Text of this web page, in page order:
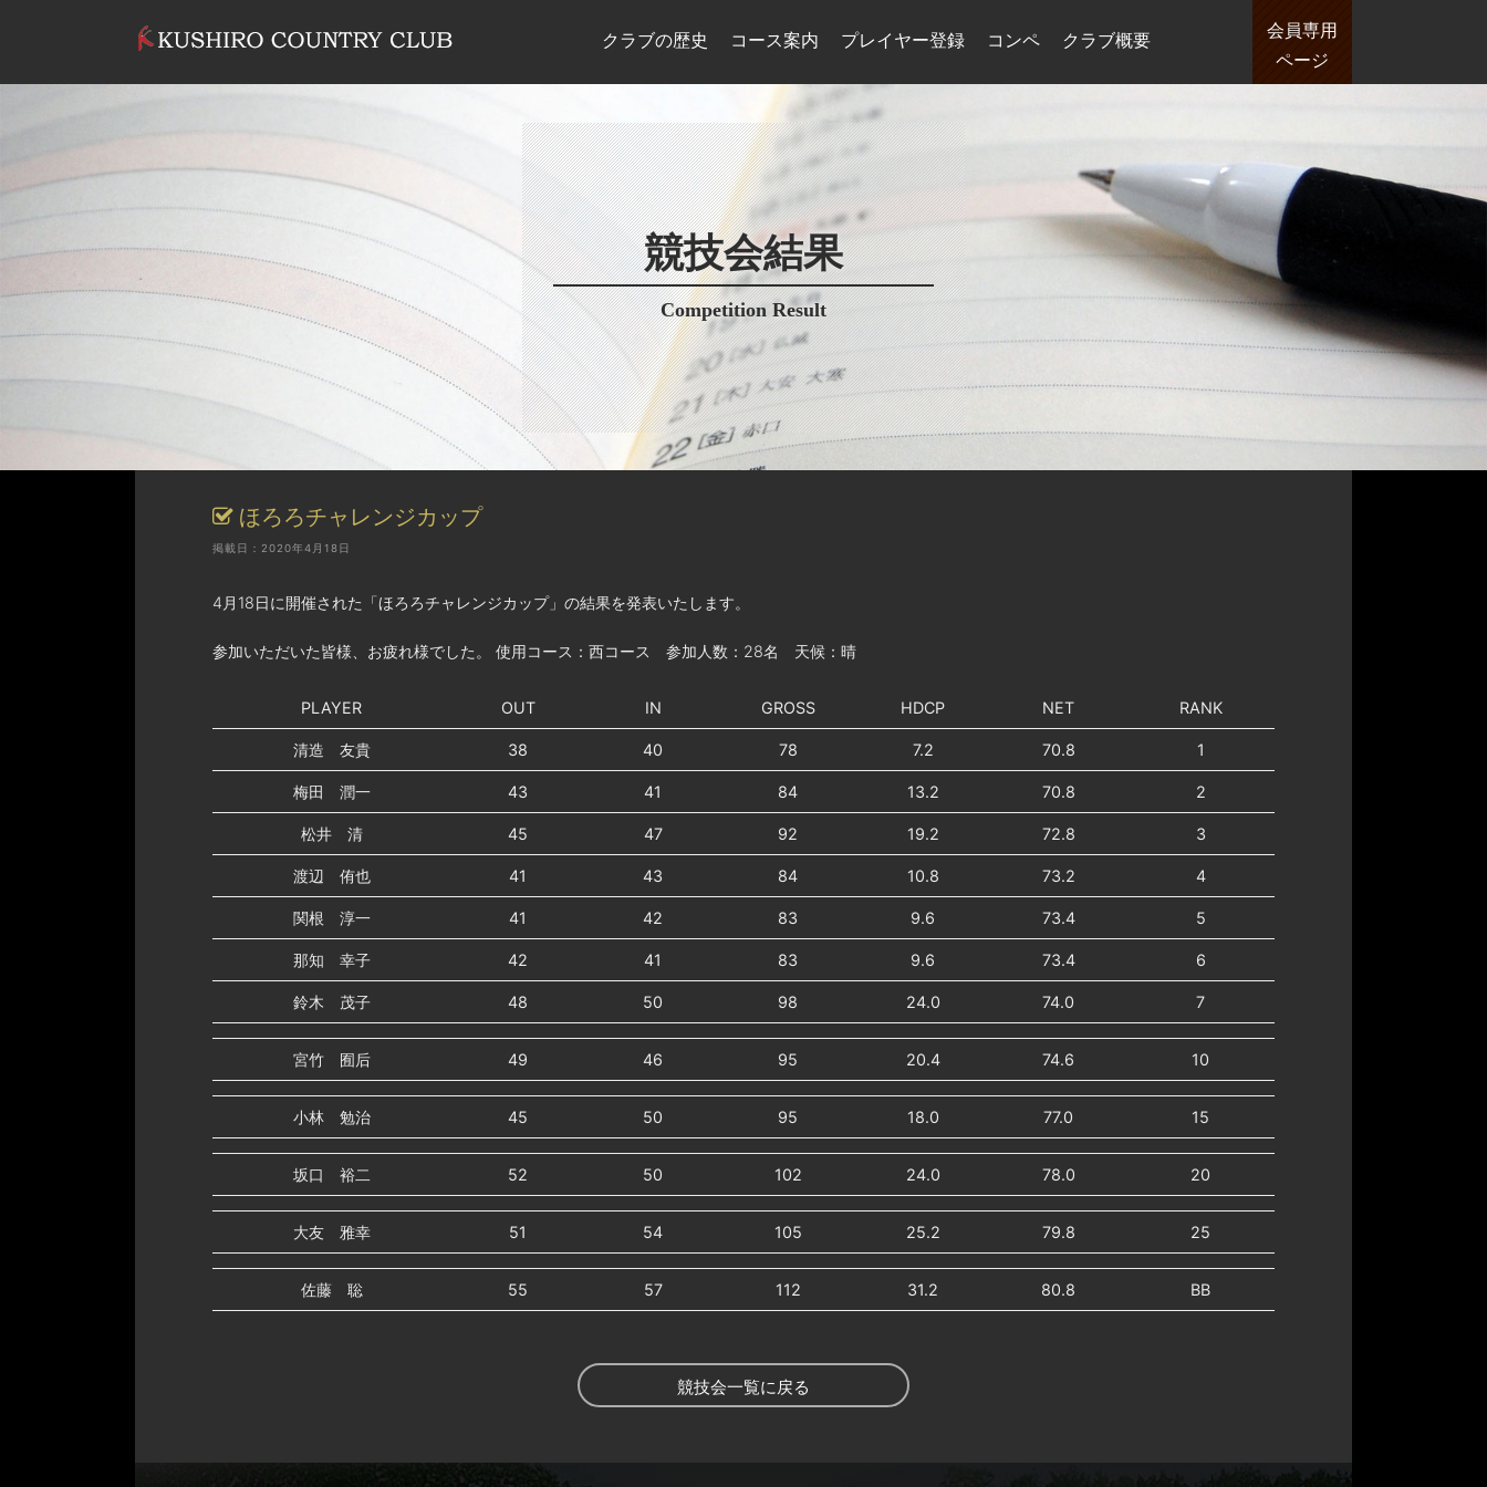
クラブの歴史 コース案内 プレイヤー登録 コンペ クラブ概要
会員専用
ページ
競技会結果
Competition Result
ほろろチャレンジカップ
掲載日：2020年4月18日
4月18日に開催された「ほろろチャレンジカップ」の結果を発表いたします。
参加いただいた皆様、お疲れ様でした。 使用コース：西コース 参加人数：28名 天候：晴
PLAYER OUT IN GROSS HDCP NET RANK
清造 友貴 38 40 78 7.2 70.8 1
梅田 潤一 43 41 84 13.2 70.8 2
松井 清 45 47 92 19.2 72.8 3
渡辺 侑也 41 43 84 10.8 73.2 4
関根 淳一 41 42 83 9.6 73.4 5
那知 幸子 42 41 83 9.6 73.4 6
鈴木 茂子 48 50 98 24.0 74.0 7
宮竹 囿后 49 46 95 20.4 74.6 10
小林 勉治 45 50 95 18.0 77.0 15
坂口 裕二 52 50 102 24.0 78.0 20
大友 雅幸 51 54 105 25.2 79.8 25
佐藤 聡 55 57 112 31.2 80.8 BB
競技会一覧に戻る